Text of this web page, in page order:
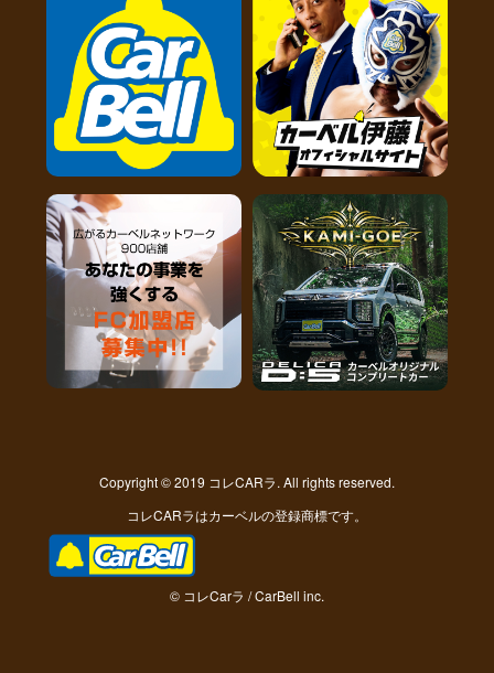
Copyright © 2019 コレCARラ. All rights reserved.
コレCARラはカーベルの登録商標です。
© コレCarラ / CarBell inc.